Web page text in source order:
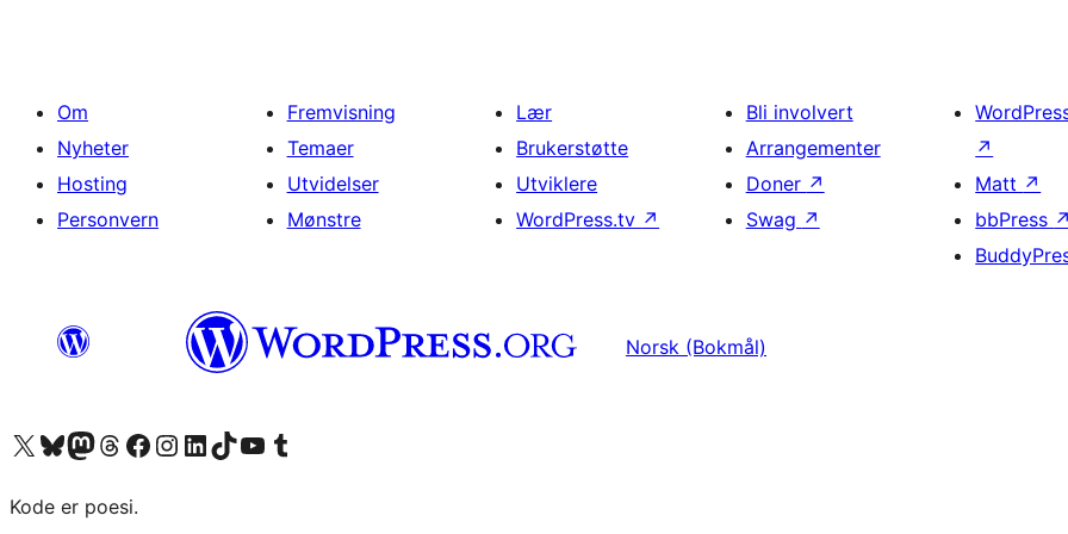
Om
Nyheter
Hosting
Personvern
Fremvisning
Temaer
Utvidelser
Mønstre
Lær
Brukerstøtte
Utviklere
WordPress.tv ↗
Bli involvert
Arrangementer
Doner ↗
Swag ↗
↗
Matt ↗
bbPress ↗
Norsk (Bokmål)
Besøk vår konto på X Visit our Bluesky account
Besøk vår Mastodon-konto
Visit our Threads account
Besøk vår Facebook-sideBesøk vår Instagram-konto
Besøk vår LinkedIn-konto
Visit our TikTok account
Visit our YouTube channel
Visit our Tumblr account
Kode er poesi.